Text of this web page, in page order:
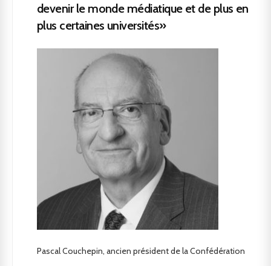
devenir le monde médiatique et de plus en
plus certaines universités»
Pascal Couchepin, ancien président de la Confédération